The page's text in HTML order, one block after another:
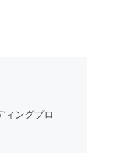
コミュニティ
ィングプロ